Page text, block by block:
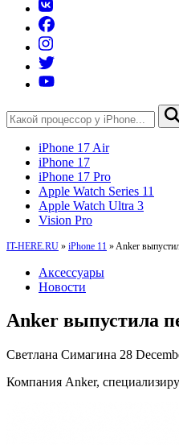
iPhone 17 Air
iPhone 17
iPhone 17 Pro
Apple Watch Series 11
Apple Watch Ultra 3
Vision Pro
IT-HERE.RU » iPhone 11 » Anker
Аксессуары
Новости
Anker выпустила
Светлана Симагина 28
Компания Anker,